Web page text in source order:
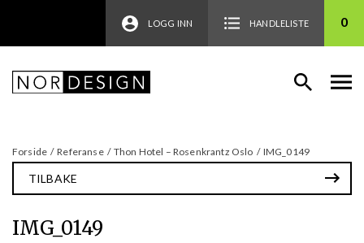
LOGG INN HANDLELISTE 0
Forside / Referanse / Thon Hotel – Rosenkrantz Oslo / IMG_0149
TILBAKE
IMG_0149